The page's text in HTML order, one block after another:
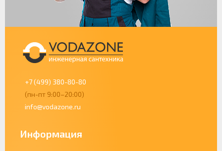
+7 (499) 380-80-80
(пн-пт 9:00–20:00)
info@vodazone.ru
Информация